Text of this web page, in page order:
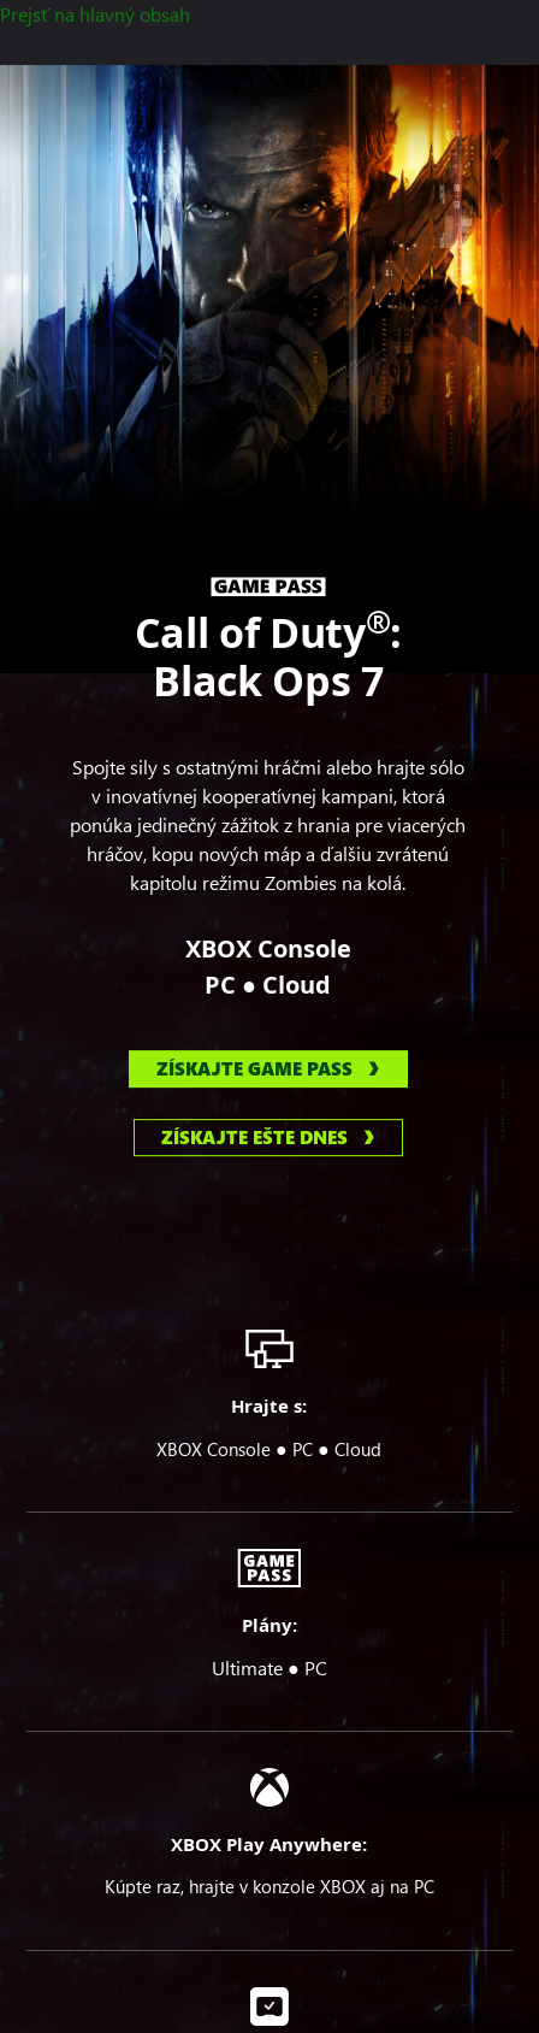
Prejsť na hlavný obsah
Call of Duty®:
Black Ops 7
Spojte sily s ostatnými hráčmi alebo hrajte sólo
v inovatívnej kooperatívnej kampani, ktorá
ponúka jedinečný zážitok z hrania pre viacerých
hráčov, kopu nových máp a ďalšiu zvrátenú
kapitolu režimu Zombies na kolá.
XBOX Console
PC ● Cloud
ZÍSKAJTE GAME PASS
ZÍSKAJTE EŠTE DNES
Hrajte s:
XBOX Console ● PC ●Cloud
Plány:
Ultimate ● PC
XBOX Play Anywhere:
Kúpte raz, hrajte v konzole XBOX aj na PC